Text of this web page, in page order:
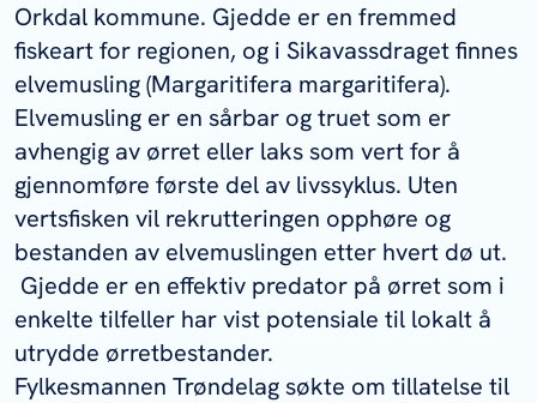
Orkdal kommune. Gjedde er en fremmed
fiskeart for regionen, og i Sikavassdraget finnes
elvemusling (Margaritifera margaritifera).
Elvemusling er en sårbar og truet som er
avhengig av ørret eller laks som vert for å
gjennomføre første del av livssyklus. Uten
vertsfisken vil rekrutteringen opphøre og
bestanden av elvemuslingen etter hvert dø ut.
Gjedde er en effektiv predator på ørret som i
enkelte tilfeller har vist potensiale til lokalt å
utrydde ørretbestander.
Fylkesmannen Trøndelag søkte om tillatelse til